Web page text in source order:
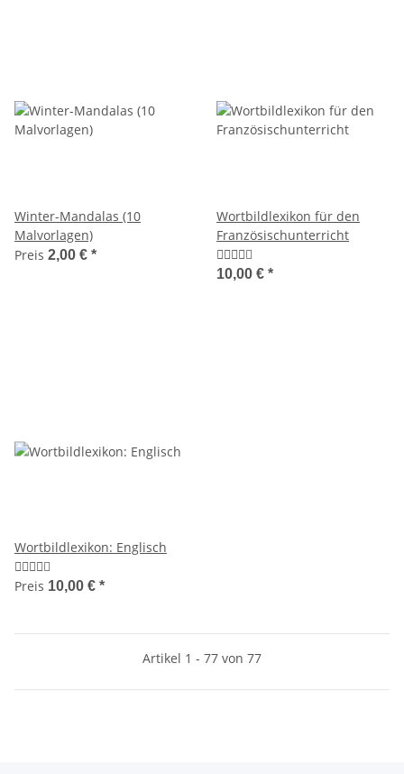
Winter-Mandalas (10
Malvorlagen)
Preis 2,00 € *
Wortbildlexikon für den
Französischunterricht
10,00 € *
Wortbildlexikon: Englisch
Preis 10,00 € *
Artikel 1 - 77 von 77